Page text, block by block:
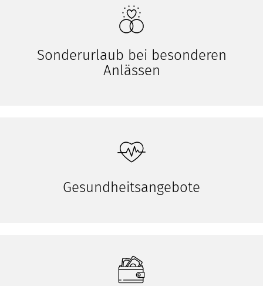
Sonderurlaub bei besonderen
Anlässen
Gesundheitsangebote